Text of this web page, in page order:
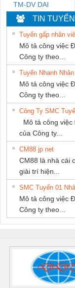
TM-DV DAI
DONG THANH
TIN TUYỂN
Tuyển gấp nhân
Mô tả công việc
Công ty theo...
Tuyển Nhanh
Mô tả công việc
Công ty theo...
Công Ty SMC
Mô tả công
của Công ty...
CM88 jp net
CM88 là nhà cái
giải trí hiện...
SMC Tuyển 01
Mô tả công việc
Công ty theo...